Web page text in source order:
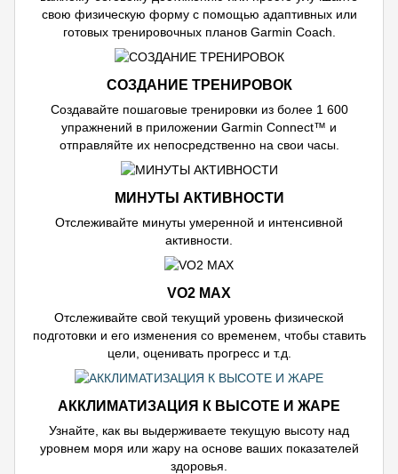
свою физическую форму с помощью адаптивных или
готовых тренировочных планов Garmin Coach.
СОЗДАНИЕ ТРЕНИРОВОК
Создавайте пошаговые тренировки из более 1 600
упражнений в приложении Garmin Connect™ и
отправляйте их непосредственно на свои часы.
МИНУТЫ АКТИВНОСТИ
Отслеживайте минуты умеренной и интенсивной
активности.
VO2 MAX
Отслеживайте свой текущий уровень физической
подготовки и его изменения со временем, чтобы ставить
цели, оценивать прогресс и т.д.
АККЛИМАТИЗАЦИЯ К ВЫСОТЕ И ЖАРЕ
Узнайте, как вы выдерживаете текущую высоту над
уровнем моря или жару на основе ваших показателей
здоровья.